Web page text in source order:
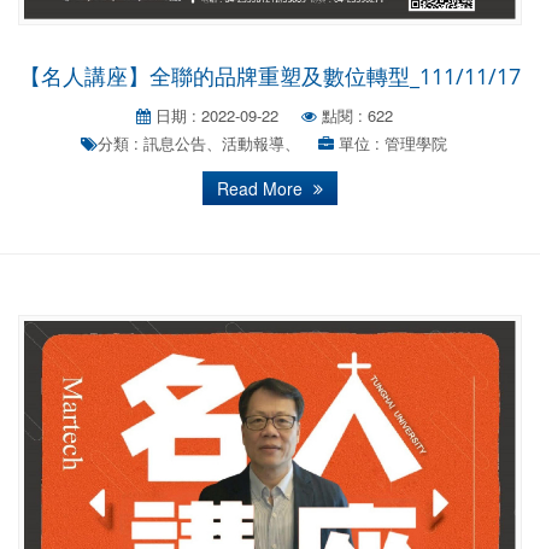
【名人講座】全聯的品牌重塑及數位轉型_111/11/17
日期 : 2022-09-22
點閱 : 622
分類 : 訊息公告、活動報導、
單位 : 管理學院
Read More